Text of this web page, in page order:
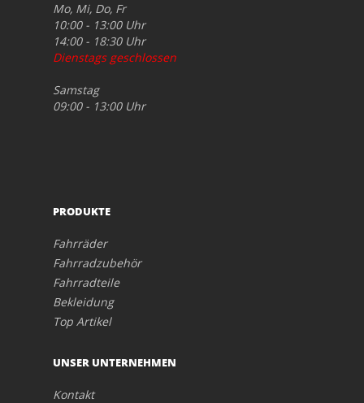
Mo, Mi, Do, Fr
10:00 - 13:00 Uhr
14:00 - 18:30 Uhr
Dienstags geschlossen
Samstag
09:00 - 13:00 Uhr
PRODUKTE
Fahrräder
Fahrradzubehör
Fahrradteile
Bekleidung
Top Artikel
UNSER UNTERNEHMEN
Kontakt